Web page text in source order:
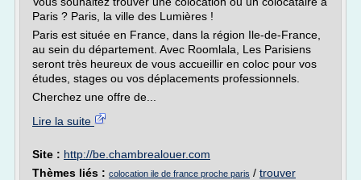
Paris ? Paris, la ville des Lumières !
Paris est située en France, dans la région Ile-de-France,
au sein du département. Avec Roomlala, Les Parisiens
seront très heureux de vous accueillir en coloc pour vos
études, stages ou vos déplacements professionnels.
Cherchez une offre de...
Lire la suite
Site : http://be.chambrealouer.com
Thèmes liés : colocation ile de france proche paris / trouver